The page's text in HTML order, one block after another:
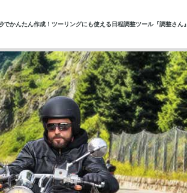
でかんたん作成！ツーリングにも使える日程調整ツール『調整さん』